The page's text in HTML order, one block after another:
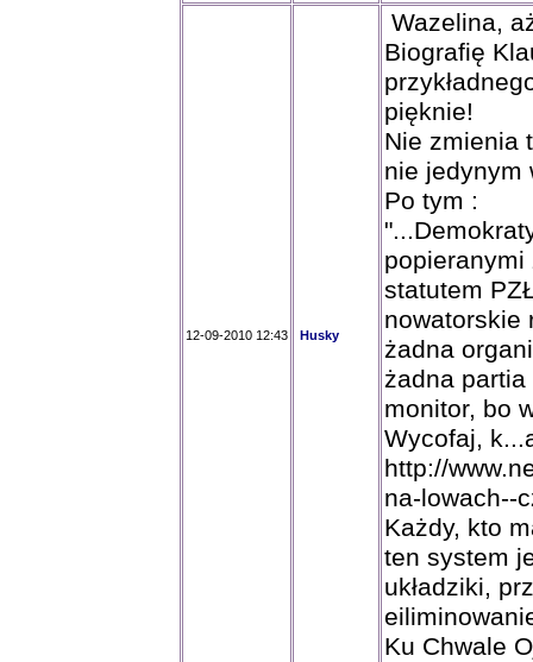
12-09-2010 12:43 Husky
Wazelina,
Biografię
pięknie!
Nie zmienia
nie jedynym
Po tym :
popieranymi
statutem
nowatorskie
żadna
żadna partia
monitor, bo
Wycofaj,
http://
na-lowach--
Każdy, kto
ten system
układziki,
Ku Chwale